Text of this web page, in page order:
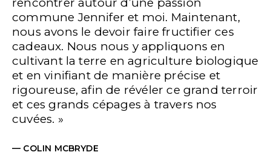
commune Jennifer et moi. Maintenant,
nous avons le devoir faire fructifier ces
cadeaux. Nous nous y appliquons en
cultivant la terre en agriculture biologique
et en vinifiant de manière précise et
rigoureuse, afin de révéler ce grand terroir
et ces grands cépages à travers nos
cuvées. »
— COLIN MCBRYDE